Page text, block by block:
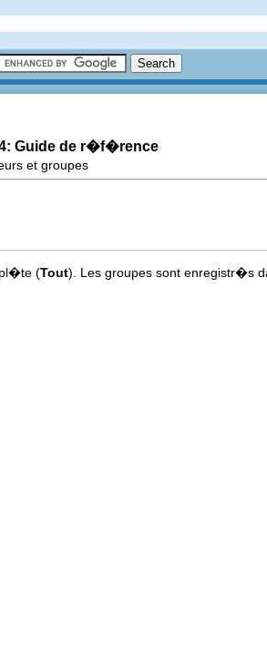
Guide de r�f�rence
et groupes
(Tout). Les groupes sont enregistr�s